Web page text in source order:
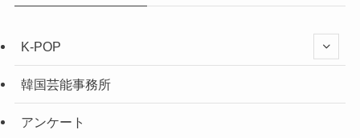
K-POP
韓国芸能事務所
アンケート